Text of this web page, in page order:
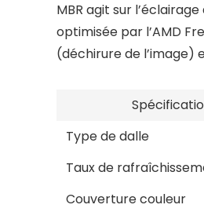
MBR agit sur
optimisée par l’AMD
(déchirure de l’image)
Type de dalle
Taux de
Couverture couleur